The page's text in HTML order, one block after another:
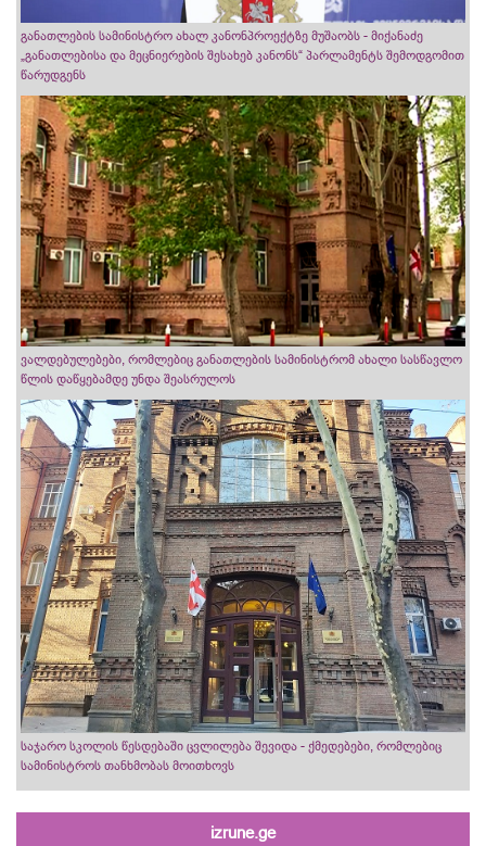
განათლების სამინისტრო ახალ კანონპროექტზე მუშაობს - მიქანაძე
„განათლებისა და მეცნიერების შესახებ კანონს“ პარლამენტს შემოდგომით
წარუდგენს
ვალდებულებები, რომლებიც განათლების სამინისტრომ ახალი სასწავლო
წლის დაწყებამდე უნდა შეასრულოს
საჯარო სკოლის წესდებაში ცვლილება შევიდა - ქმედებები, რომლებიც
სამინისტროს თანხმობას მოითხოვს
izrune.ge